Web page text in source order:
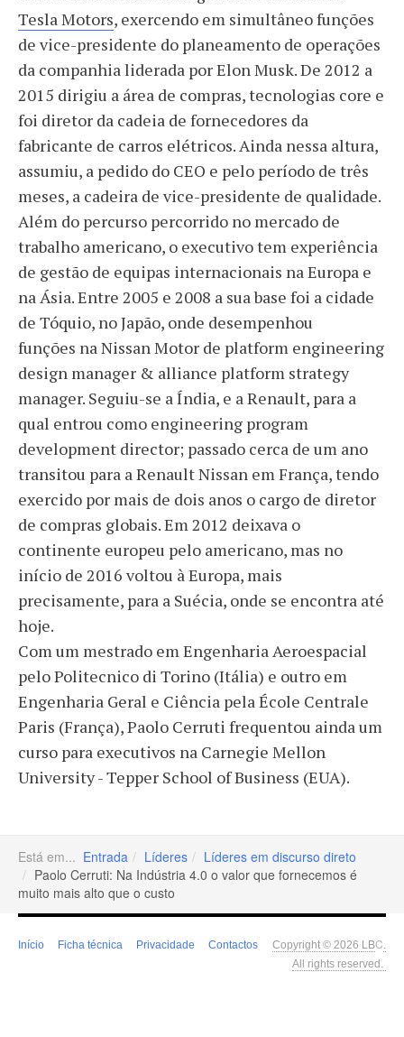
Tesla Motors, exercendo em simultâneo funções
de vice-presidente do planeamento de operações
da companhia liderada por Elon Musk. De 2012 a
2015 dirigiu a área de compras, tecnologias core e
foi diretor da cadeia de fornecedores da
fabricante de carros elétricos. Ainda nessa altura,
assumiu, a pedido do CEO e pelo período de três
meses, a cadeira de vice-presidente de qualidade.
Além do percurso percorrido no mercado de
trabalho americano, o executivo tem experiência
de gestão de equipas internacionais na Europa e
na Ásia. Entre 2005 e 2008 a sua base foi a cidade
de Tóquio, no Japão, onde desempenhou
funções na Nissan Motor de platform engineering
design manager & alliance platform strategy
manager. Seguiu-se a Índia, e a Renault, para a
qual entrou como engineering program
development director; passado cerca de um ano
transitou para a Renault Nissan em França, tendo
exercido por mais de dois anos o cargo de diretor
de compras globais. Em 2012 deixava o
continente europeu pelo americano, mas no
início de 2016 voltou à Europa, mais
precisamente, para a Suécia, onde se encontra até
hoje.
Com um mestrado em Engenharia Aeroespacial
pelo Politecnico di Torino (Itália) e outro em
Engenharia Geral e Ciência pela École Centrale
Paris (França), Paolo Cerruti frequentou ainda um
curso para executivos na Carnegie Mellon
University - Tepper School of Business (EUA).
Está em... Entrada Líderes
Líderes em discurso direto
Paolo Cerruti: Na Indústria 4.0 o valor que fornecemos é
muito mais alto que o custo
Início Ficha técnica Privacidade Contactos Copyright © 2026 LBC.
All rights reserved.